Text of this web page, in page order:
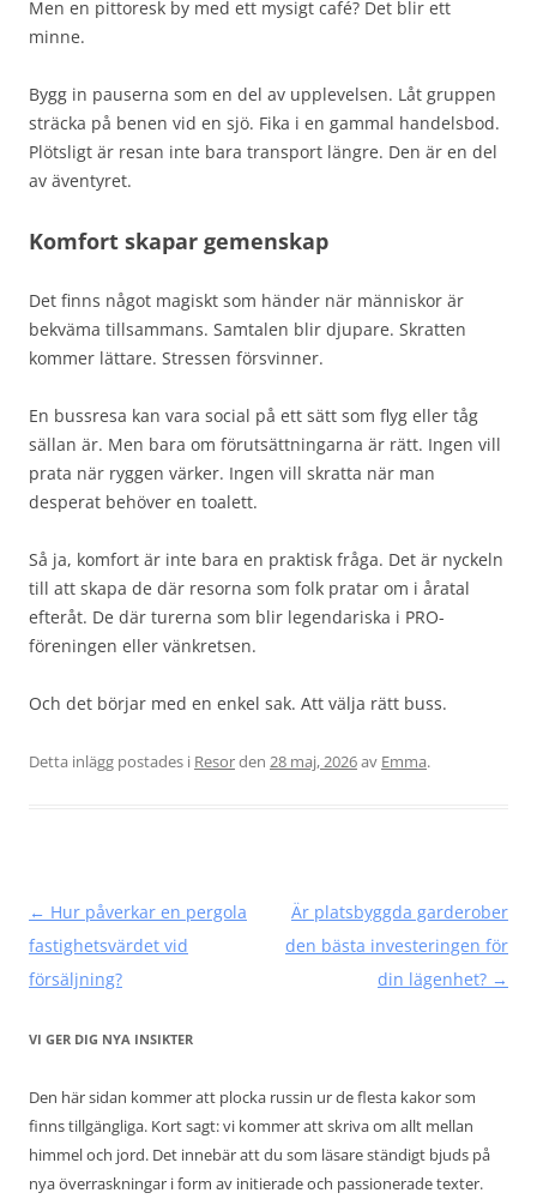
Men en pittoresk by med ett mysigt café? Det blir ett
minne.
Bygg in pauserna som en del av upplevelsen. Låt gruppen
sträcka på benen vid en sjö. Fika i en gammal handelsbod.
Plötsligt är resan inte bara transport längre. Den är en del
av äventyret.
Komfort skapar gemenskap
Det finns något magiskt som händer när människor är
bekväma tillsammans. Samtalen blir djupare. Skratten
kommer lättare. Stressen försvinner.
En bussresa kan vara social på ett sätt som flyg eller tåg
sällan är. Men bara om förutsättningarna är rätt. Ingen vill
prata när ryggen värker. Ingen vill skratta när man
desperat behöver en toalett.
Så ja, komfort är inte bara en praktisk fråga. Det är nyckeln
till att skapa de där resorna som folk pratar om i åratal
efteråt. De där turerna som blir legendariska i PRO-
föreningen eller vänkretsen.
Och det börjar med en enkel sak. Att välja rätt buss.
Detta inlägg postades i Resorden 28 maj, 2026av Emma.
Inläggsnavigering
← Hur påverkar en pergola
fastighetsvärdet vid
försäljning?
Är platsbyggda garderober
den bästa investeringen för
din lägenhet? →
VI GER DIG NYA INSIKTER
Den här sidan kommer att plocka russin ur de flesta kakor som
finns tillgängliga. Kort sagt: vi kommer att skriva om allt mellan
himmel och jord. Det innebär att du som läsare ständigt bjuds på
nya överraskningar i form av initierade och passionerade texter.